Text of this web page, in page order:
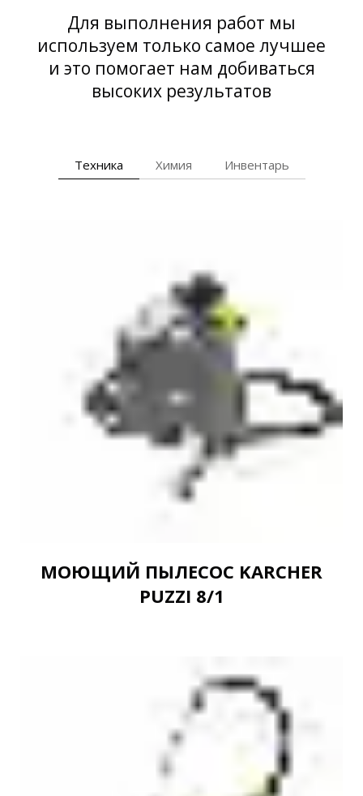
Для выполнения работ мы
используем только самое лучшее
и это помогает нам добиваться
высоких результатов
Техника Химия Инвентарь
МОЮЩИЙ ПЫЛЕСОС KARCHER
PUZZI 8/1